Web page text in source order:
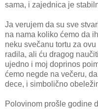
sama, i zajednica je
Ja verujem da su sve
na nama koliko ćemo da
neku svečanu tortu za
radila, ali ću dragog
ujedno i moj doprinos
ćemo negde na večeru,
dece, i simbolično
Polovinom prošle godine